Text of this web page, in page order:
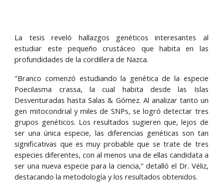
La tesis reveló hallazgos genéticos interesantes al
estudiar este pequeño crustáceo que habita en las
profundidades de la cordillera de Nazca.
"Branco comenzó estudiando la genética de la especie
Poecilasma crassa, la cual habita desde las Islas
Desventuradas hasta Salas & Gómez. Al analizar tanto un
gen mitocondrial y miles de SNPs, se logró detectar tres
grupos genéticos. Los resultados sugieren que, lejos de
ser una única especie, las diferencias genéticas son tan
significativas que es muy probable que se trate de tres
especies diferentes, con al menos una de ellas candidata a
ser una nueva especie para la ciencia,” detalló el Dr. Véliz,
destacando la metodología y los resultados obtenidos.